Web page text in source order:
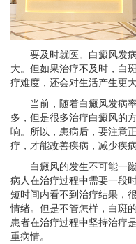
要及时就医。白癜风发病
大。但如果治疗不及时，白
疗难度，还会对生活产生更大
当前，随着白癜风发病率
多，但是很多治疗白癜风的
响。所以，患病后，要注意
疗，才能改善疾病，减少疾病
白癜风的发生不可能一蹴
病人在治疗过程中需要一段
短时间内看不到治疗结果，
情绪。但是不管怎样，白斑
患者在治疗过程中坚持治疗
重病情。